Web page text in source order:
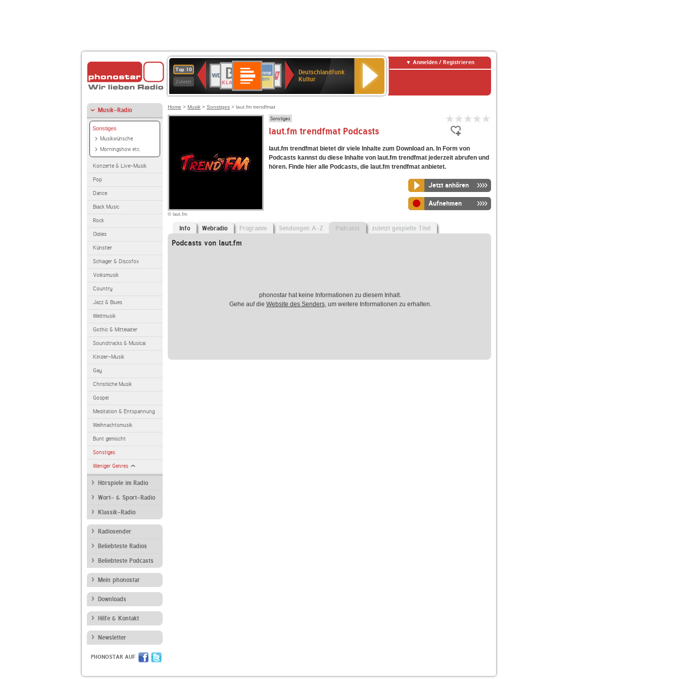
Top 10
Zuletzt
Deutschlandfunk
80er
90er
OLDIE
ANTENNE
SWR3
4
BR-
KLASSIK
Deutschlandfunk
Kultur
ANTENNE
BAYERN
SWR
Kultur
NDR
2
Deutschlandfunk
Kultur
Anmelden / Registrieren
Musik-Radio
Sonstiges
Musikwünsche
Morningshow etc.
Konzerte & Live-Musik
Pop
Dance
Black Music
Rock
Oldies
Künstler
Schlager & Discofox
Volksmusik
Country
Jazz & Blues
Weltmusik
Gothic & Mittelalter
Soundtracks & Musical
Kinder-Musik
Gay
Christliche Musik
Gospel
Meditation & Entspannung
Weihnachtsmusik
Bunt gemischt
Sonstiges
Weniger Genres
Hörspiele im Radio
Wort- & Sport-Radio
Klassik-Radio
Radiosender
Beliebteste Radios
Beliebteste Podcasts
Mein phonostar
Downloads
Hilfe & Kontakt
Newsletter
PHONOSTAR AUF
Home > Musik > Sonstiges > laut.fm trendfmat
© laut.fm
Sonstiges
laut.fm trendfmat Podcasts
laut.fm trendfmat bietet dir viele Inhalte zum Download an. In Form von
Podcasts kannst du diese Inhalte von laut.fm trendfmat jederzeit abrufen und
hören. Finde hier alle Podcasts, die laut.fm trendfmat anbietet.
Jetzt anhören
Aufnehmen
Info Webradio Programm Sendungen A-Z Podcasts zuletzt gespielte Titel
Podcasts von laut.fm
phonostar hat keine Informationen zu diesem Inhalt.
Gehe auf die Website des Senders, um weitere Informationen zu erhalten.